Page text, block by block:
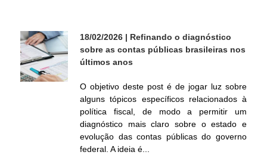
18/02/2026 | Refinando o diagnóstico
sobre as contas públicas brasileiras nos
últimos anos
O objetivo deste post é de jogar luz sobre
alguns tópicos específicos relacionados à
política fiscal, de modo a permitir um
diagnóstico mais claro sobre o estado e
evolução das contas públicas do governo
federal. A ideia é...